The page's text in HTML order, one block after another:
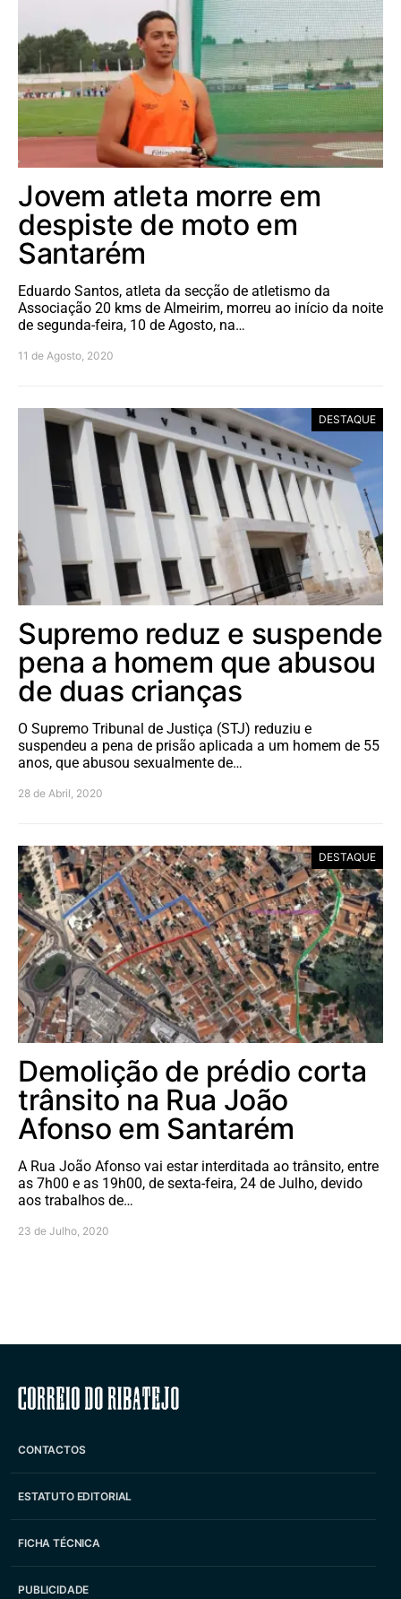
Jovem atleta morre em
despiste de moto em
Santarém
Eduardo Santos, atleta da secção de atletismo da
Associação 20 kms de Almeirim, morreu ao início da noite
de segunda-feira, 10 de Agosto, na…
11 de Agosto, 2020
DESTAQUE
Supremo reduz e suspende
pena a homem que abusou
de duas crianças
O Supremo Tribunal de Justiça (STJ) reduziu e
suspendeu a pena de prisão aplicada a um homem de 55
anos, que abusou sexualmente de…
28 de Abril, 2020
DESTAQUE
Demolição de prédio corta
trânsito na Rua João
Afonso em Santarém
A Rua João Afonso vai estar interditada ao trânsito, entre
as 7h00 e as 19h00, de sexta-feira, 24 de Julho, devido
aos trabalhos de…
23 de Julho, 2020
Correio do Ribatejo
CONTACTOS
ESTATUTO EDITORIAL
FICHA TÉCNICA
PUBLICIDADE